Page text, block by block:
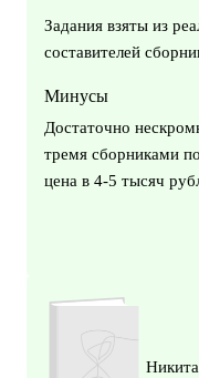
Задания взяты из
составителей
Минусы
Достаточно
тремя сборниками
цена в 4-5 тысяч
Никита